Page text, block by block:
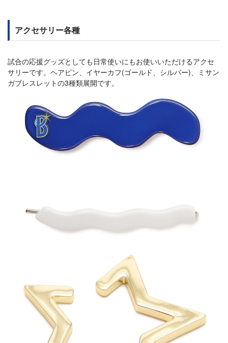
アクセサリー各種
試合の応援グッズとしても日常使いにもお使いいただけるアクセ
サリーです。ヘアピン、イヤーカフ(ゴールド、シルバー)、ミサン
ガブレスレットの3種類展開です。